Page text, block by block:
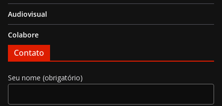
Audiovisual
Colabore
Contato
Seu nome (obrigatório)